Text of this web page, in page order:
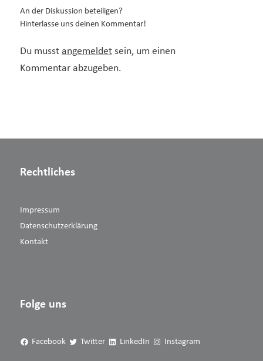
An der Diskussion beteiligen?
Hinterlasse uns deinen Kommentar!
Du musst angemeldetsein, um einen
Kommentar abzugeben.
Rechtliches
Impressum
Datenschutzerklärung
Kontakt
Folge uns
Facebook Twitter LinkedIn Instagram